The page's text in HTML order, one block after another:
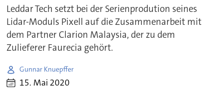
Leddar Tech setzt bei der Serienprodution seines
Lidar-Moduls Pixell auf die Zusammenarbeit mit
dem Partner Clarion Malaysia, der zu dem
Zulieferer Faurecia gehört.
Gunnar Knuepffer
15. Mai 2020